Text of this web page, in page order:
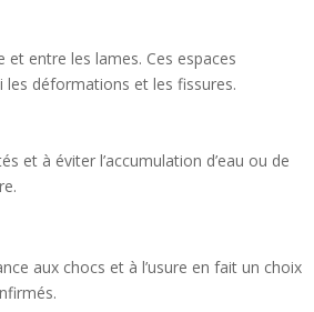
entre les lames. Ces espaces
déformations et les fissures.
et à éviter l’accumulation d’eau ou de
aux chocs et à l’usure en fait un choix